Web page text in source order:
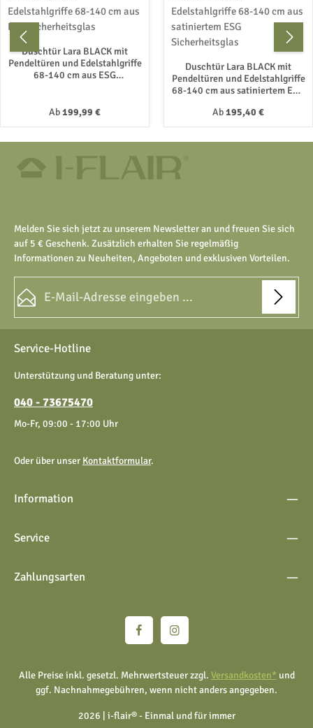
Duschtür Lara BLACK mit
Pendeltüren und Edelstahlgriffe
68-140 cm aus ESG
Regulärer Preis:
Ab199,99 €
Duschtür Lara BLACK mit
Pendeltüren und Edelstahlgriffe
68-140 cm aus satiniertem ESG
Regulärer Preis:
Ab195,40 €
Melden Sie sich jetzt zu unserem Newsletter an und freuen Sie sich
auf 5 € Geschenk. Zusätzlich erhalten Sie regelmäßig
Informationen zu Neuheiten, Angeboten und exklusiven Vorteilen.
Datenschutz
Ich habe dieDatenschutzbestimmungen
genommen und dieAGBgelesen und bin mit ihnen
Die mit einem Stern (*) markierten Felder sind Pflichtfelder.
Service-Hotline
Unterstützung und Beratung unter:
040 - 73675470
Mo-Fr, 09:00 - 17:00 Uhr
Oder über unser Kontaktformular.
Information
Service
Zahlungsarten
2026 | i-flair® - Einmal und für immer
Alle Preise inkl. gesetzl. Mehrwertsteuer zzgl. Versandkosten* und
ggf. Nachnahmegebühren, wenn nicht anders angegeben.